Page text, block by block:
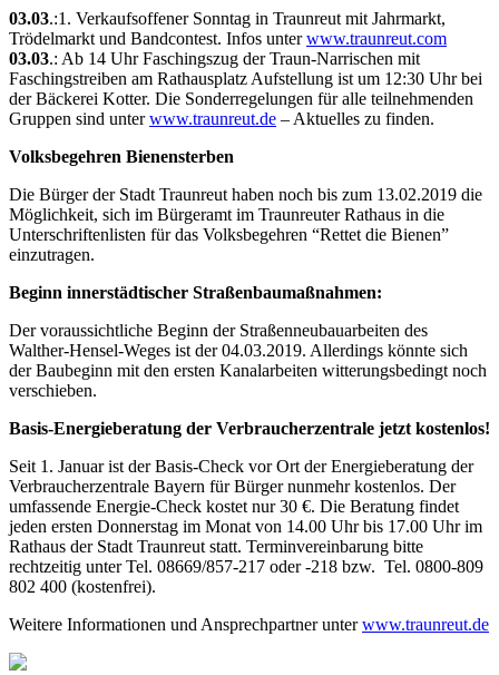
03.03.:1. Verkaufsoffener Sonntag in Traunreut mit Jahrmarkt,
Trödelmarkt und Bandcontest. Infos unterwww.traunreut.com
03.03.: Ab 14 Uhr Faschingszug der Traun-Narrischen mit
Faschingstreiben am Rathausplatz Aufstellung ist um 12:30 Uhr bei
der Bäckerei Kotter. Die Sonderregelungen für alle teilnehmenden
Gruppen sind unterwww.traunreut.de – Aktuelles zu finden.
Volksbegehren Bienensterben
Die Bürger der Stadt Traunreut haben noch bis zum 13.02.2019 die
Möglichkeit, sich im Bürgeramt im Traunreuter Rathaus in die
Unterschriftenlisten für das Volksbegehren “Rettet die Bienen”
einzutragen.
Beginn innerstädtischer Straßenbaumaßnahmen:
Der voraussichtliche Beginn der Straßenneubauarbeiten des
Walther-Hensel-Weges ist der 04.03.2019. Allerdings könnte sich
der Baubeginn mit den ersten Kanalarbeiten witterungsbedingt noch
verschieben.
Basis-Energieberatung der Verbraucherzentrale jetzt kostenlos!
Seit 1. Januar ist der Basis-Check vor Ort der Energieberatung der
Verbraucherzentrale Bayern für Bürger nunmehr kostenlos. Der
umfassende Energie-Check kostet nur 30 €. Die Beratung findet
jeden ersten Donnerstag im Monat von 14.00 Uhr bis 17.00 Uhr im
Rathaus der Stadt Traunreut statt. Terminvereinbarung bitte
rechtzeitig unter Tel. 08669/857-217 oder -218 bzw. Tel. 0800-809
802 400 (kostenfrei).
Weitere Informationen und Ansprechpartner unterwww.traunreut.de